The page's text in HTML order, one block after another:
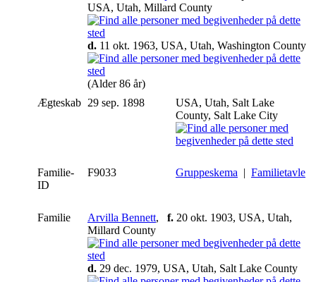
USA, Utah, Millard County
d. 11 okt. 1963, USA, Utah, Washington County
(Alder 86 år)
Ægteskab 29 sep. 1898
USA, Utah, Salt Lake
County, Salt Lake City
Familie-
ID
F9033 Gruppeskema | Familietavle
Familie Arvilla Bennett, f. 20 okt. 1903, USA, Utah,
Millard County
d. 29 dec. 1979, USA, Utah, Salt Lake County